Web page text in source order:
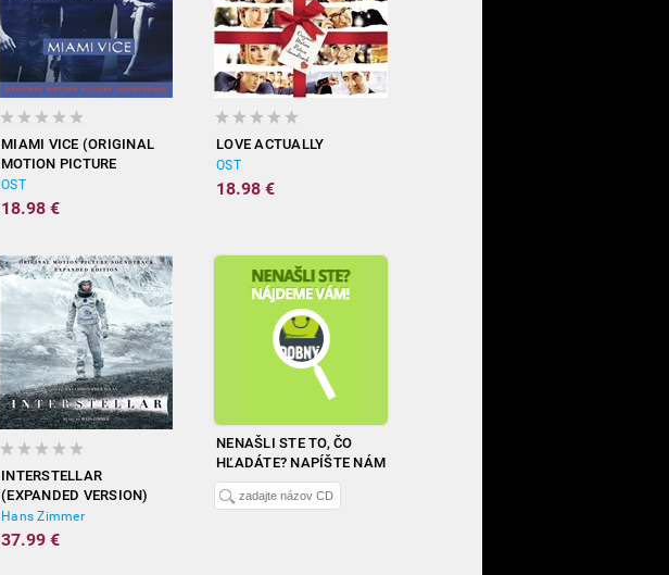
MIAMI VICE (ORIGINAL
MOTION PICTURE
SOUNDTRACK)
OST
18.98 €
LOVE ACTUALLY
OST
18.98 €
INTERSTELLAR
(EXPANDED VERSION)
Hans Zimmer
37.99 €
NENAŠLI STE TO, ČO
HĽADÁTE? NAPÍŠTE NÁM